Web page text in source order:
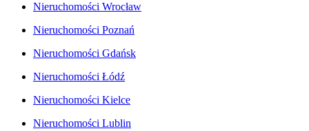
Nieruchomości Wrocław
Nieruchomości Poznań
Nieruchomości Gdańsk
Nieruchomości Łódź
Nieruchomości Kielce
Nieruchomości Lublin